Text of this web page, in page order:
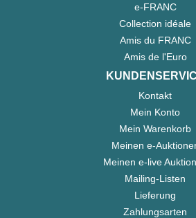
e-FRANC
Collection idéale
Amis du FRANC
Amis de l'Euro
Kontakt
Mein Konto
Mein Warenkorb
Meinen e-
Meinen e-live
Mailing-Listen
Lieferung
Zahlungsarten